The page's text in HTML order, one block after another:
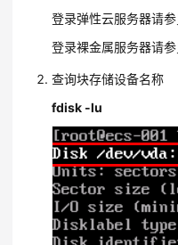
登录弹性云服务器请
登录裸金属服务器请
查询块存储设备名称
fdisk -lu